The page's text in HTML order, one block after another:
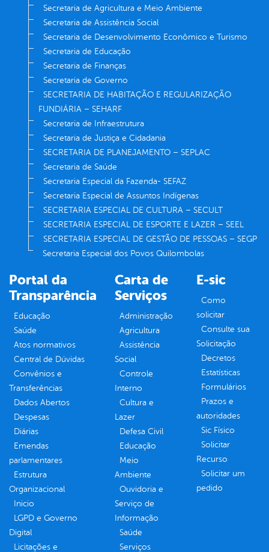
Secretaria de Agricultura e Meio Ambiente
Secretaria de Assistência Social
Secretaria de Desenvolvimento Econômico e Turismo
Secretaria de Educação
Secretaria de Finanças
Secretaria de Governo
SECRETARIA DE HABITAÇÃO E REGULARIZAÇÃO
FUNDIÁRIA – SEHARF
Secretaria de Infraestrutura
Secretaria de Justiça e Cidadania
SECRETARIA DE PLANEJAMENTO – SEPLAC
Secretaria de Saúde
Secretaria Especial da Fazenda- SEFAZ
Secretaria Especial de Assuntos Indígenas
SECRETARIA ESPECIAL DE CULTURA – SECULT
SECRETARIA ESPECIAL DE ESPORTE E LAZER – SEEL
SECRETARIA ESPECIAL DE GESTÃO DE PESSOAS – SEGP
Secretaria Especial dos Povos Quilombolas
Portal da
Transparência
Educação
Saúde
Atos normativos
Central de Dúvidas
Convênios e
Transferências
Dados Abertos
Despesas
Diárias
Emendas
parlamentares
Estrutura
Organizacional
Inicio
LGPD e Governo
Digital
Licitações e
Carta de
Serviços
Administração
Agricultura
Assistência
Social
Controle
Interno
Cultura e
Lazer
Defesa Civil
Educação
Meio
Ambiente
Ouvidoria e
Serviço de
Informação
Saúde
Serviços
E-sic
Como
solicitar
Consulte sua
Solicitação
Decretos
Estatísticas
Formulários
Prazos e
autoridades
Sic Físico
Solicitar
Recurso
Solicitar um
pedido